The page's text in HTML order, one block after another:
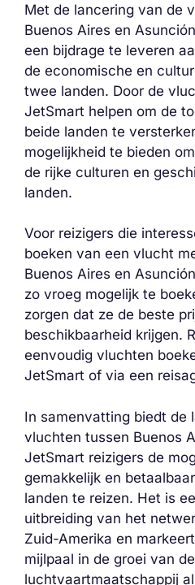
Met de lancering van de
Buenos Aires en
een bijdrage te leveren
de economische en
twee landen. Door de
JetSmart helpen om de
beide landen te
mogelijkheid te bieden
de rijke culturen en
landen.
Voor reizigers die
boeken van een vlucht
Buenos Aires en
zo vroeg mogelijk te
zorgen dat ze de beste
beschikbaarheid krijgen.
eenvoudig vluchten
JetSmart of via een
In samenvatting biedt de
vluchten tussen Buenos
JetSmart reizigers de
gemakkelijk en
landen te reizen. Het is
uitbreiding van het
Zuid-Amerika en
mijlpaal in de groei van de
luchtvaartmaatschappij